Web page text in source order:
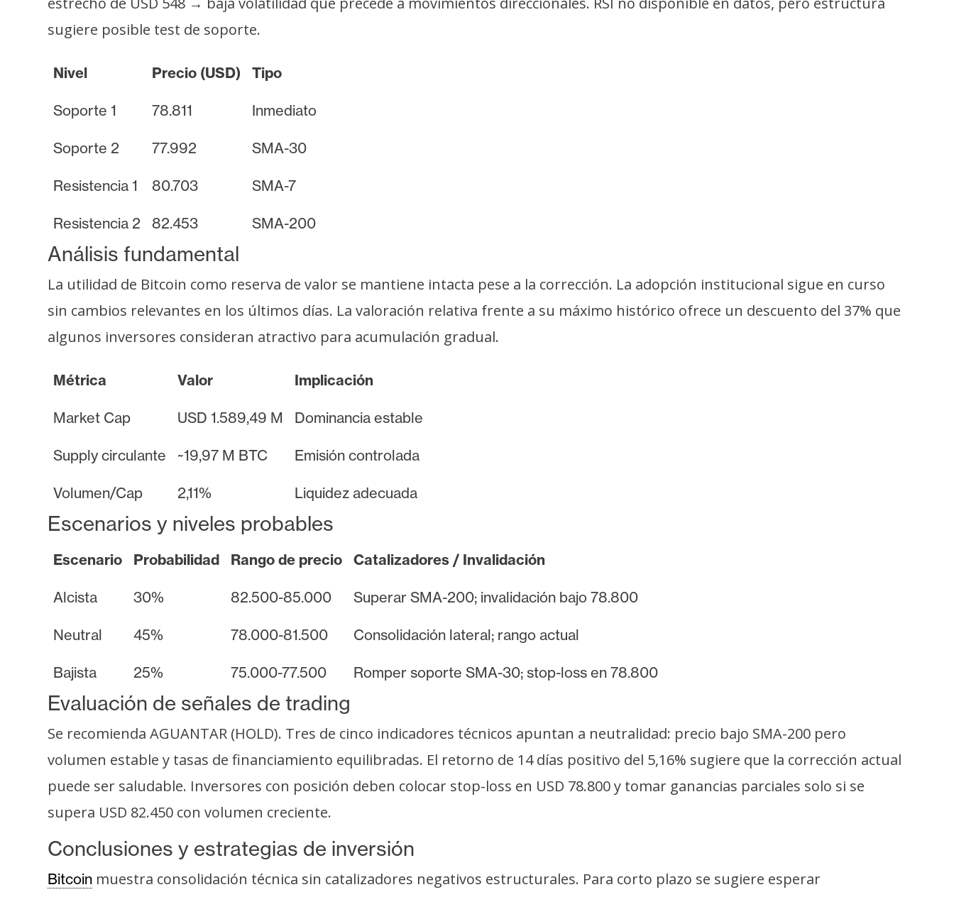
o
t
c
o
P
b
l
c
i
a
sugiere posible test de soporte.
Nivel Precio (USD) Tipo
Soporte 1 78.811 Inmediato
Soporte 2 77.992 SMA-30
Resistencia 1 80.703 SMA-7
Resistencia 2 82.453 SMA-200
Análisis fundamental
La utilidad de Bitcoin como reserva de valor se mantiene intacta pese a la corrección. La adopción institucional sigue en curso
sin cambios relevantes en los últimos días. La valoración relativa frente a su máximo histórico ofrece un descuento del 37% que
algunos inversores consideran atractivo para acumulación gradual.
Métrica Valor Implicación
Market Cap USD 1.589,49 M Dominancia estable
Supply circulante ~19,97 M BTC Emisión controlada
Volumen/Cap 2,11% Liquidez adecuada
Escenarios y niveles probables
Escenario Probabilidad Rango de precio Catalizadores / Invalidación
Alcista 30% 82.500-85.000 Superar SMA-200; invalidación bajo 78.800
Neutral 45% 78.000-81.500 Consolidación lateral; rango actual
Bajista 25% 75.000-77.500 Romper soporte SMA-30; stop-loss en 78.800
Evaluación de señales de trading
Se recomienda AGUANTAR (HOLD). Tres de cinco indicadores técnicos apuntan a neutralidad: precio bajo SMA-200 pero
volumen estable y tasas de financiamiento equilibradas. El retorno de 14 días positivo del 5,16% sugiere que la corrección actual
puede ser saludable. Inversores con posición deben colocar stop-loss en USD 78.800 y tomar ganancias parciales solo si se
supera USD 82.450 con volumen creciente.
Conclusiones y estrategias de inversión
Bitcoin muestra consolidación técnica sin catalizadores negativos estructurales. Para corto plazo se sugiere esperar